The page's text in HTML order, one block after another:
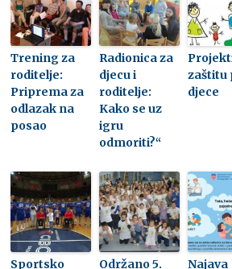
Trening za
roditelje:
Priprema za
odlazak na
posao
Radionica za
djecu i
roditelje:
Kako se uz
igru
odmoriti?“
zaštitu
djece
Sportsko Održano 5. Najava